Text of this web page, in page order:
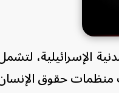
الإسرائيلية،
حقوق